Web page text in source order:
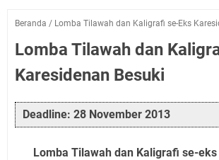
Beranda / Lomba Tilawah dan Kaligrafi se-Eks
Lomba Tilawah dan
Karesidenan Besuki
Deadline: 28 November 2013
Lomba Tilawah dan Kaligrafi se-